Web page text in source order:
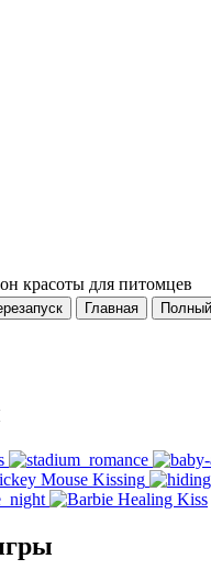
красоты для питомцев
Главная